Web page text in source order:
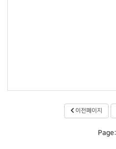
이전페이지
Page: